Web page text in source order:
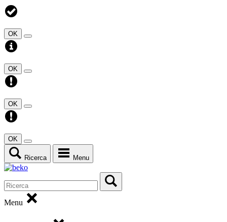
OK
OK
OK
OK
Ricerca Menu
Menu